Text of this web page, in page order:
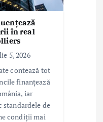
în real
5, 2026
contează tot
finanțează
iar
standardele de
condiții mai